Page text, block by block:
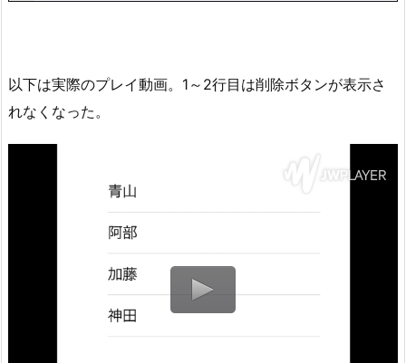
以下は実際のプレイ動画。1～2行目は削除ボタンが表示さ
れなくなった。